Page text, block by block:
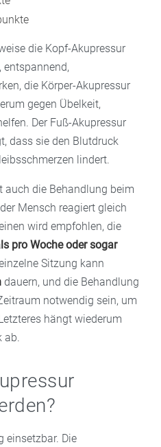
die Kopf-Akupressur
die Körper-Akupressur
gegen Übelkeit,
Der Fuß-Akupressur
dass sie den Blutdruck
lindert.
die Behandlung beim
Mensch reagiert gleich
wird empfohlen, die
pro Woche oder sogar
Sitzung kann
dauern, und die Behandlung
notwendig sein, um
hängt wiederum
ab.
einsetzbar. Die